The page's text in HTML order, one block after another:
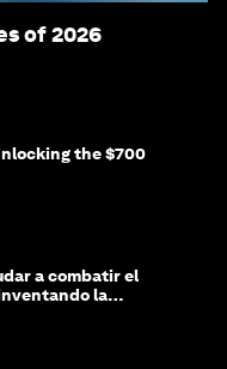
of 2026
the $700
a combatir el
la